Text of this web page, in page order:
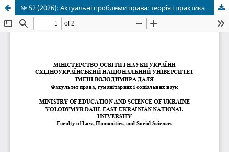
№ 52 (2026): Актуальні проблеми права: теорія і практика